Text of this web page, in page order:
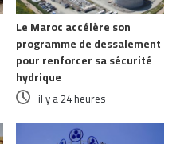
Le Maroc accélère son
programme de dessalement
pour renforcer sa sécurité
hydrique
il y a 24 heures